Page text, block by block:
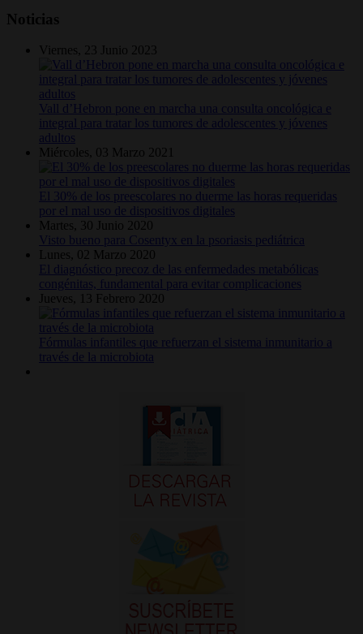
Noticias
Viernes, 23 Junio 2023
Vall d’Hebron pone en marcha una consulta oncológica e
integral para tratar los tumores de adolescentes y jóvenes
adultos
Miércoles, 03 Marzo 2021
El 30% de los preescolares no duerme las horas requeridas
por el mal uso de dispositivos digitales
Martes, 30 Junio 2020
Visto bueno para Cosentyx en la psoriasis pediátrica
Lunes, 02 Marzo 2020
El diagnóstico precoz de las enfermedades metabólicas
congénitas, fundamental para evitar complicaciones
Jueves, 13 Febrero 2020
Fórmulas infantiles que refuerzan el sistema inmunitario a
través de la microbiota